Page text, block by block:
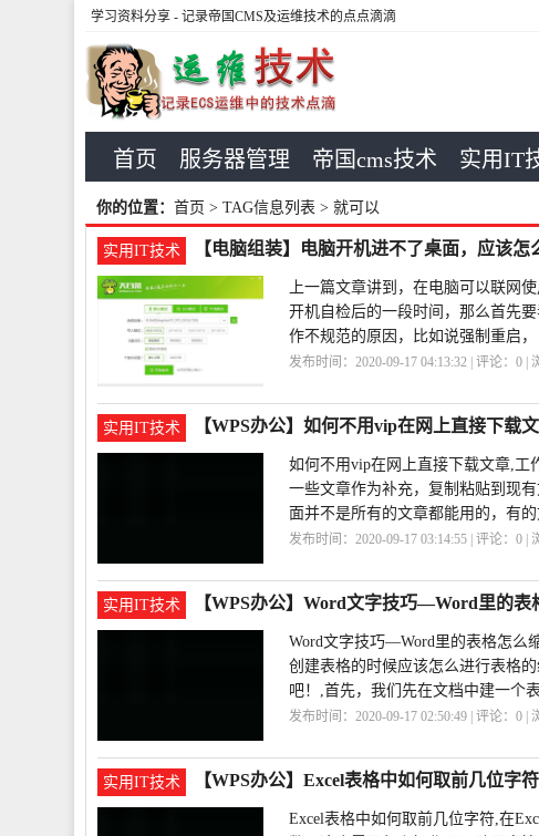
学习资料分享 - 记录帝国CMS及运维技术的点点滴滴
首页 服务器管理 帝国cms技术 实用IT
你的位置： 首页 > TAG信息列表 > 就可以
实用IT技术 【电脑组装】电脑开机进不了桌面，应该怎
上一篇文章讲到，在电脑可以联网
开机自检后的一段时间，那么首先
作不规范的原因，比如说强制重启
发布时间：2020-09-17 04:13:32 | 评论：0 |
实用IT技术 【WPS办公】如何不用vip在网上直接下载
如何不用vip在网上直接下载文章,工
一些文章作为补充，复制粘贴到现
面并不是所有的文章都能用的，有
发布时间：2020-09-17 03:14:55 | 评论：0 |
实用IT技术 【WPS办公】Word文字技巧—Word里的表
Word文字技巧—Word里的表格怎么
创建表格的时候应该怎么进行表格
吧！,首先，我们先在文档中建一个
发布时间：2020-09-17 02:50:49 | 评论：0 |
实用IT技术 【WPS办公】Excel表格中如何取前几位字符
Excel表格中如何取前几位字符,在